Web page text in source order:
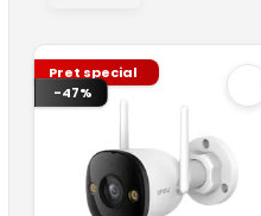
Pret special
-47%